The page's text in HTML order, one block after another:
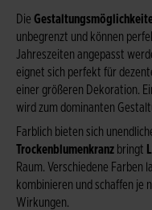
Die
unbegrenzt und können
Jahreszeiten angepasst
eignet sich perfekt für
einer größeren Dekoration.
wird zum dominanten
Farblich bieten sich
Trockenblumenkranz bringt
Raum. Verschiedene Farben
kombinieren und schaffen je
Wirkungen.